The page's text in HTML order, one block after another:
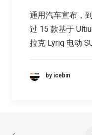
通用汽车宣布，
过 15 款基于
拉克 Lyriq 电动
by icebin